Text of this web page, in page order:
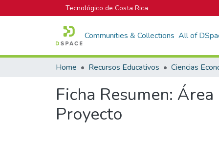
Tecnológico de Costa Rica
Communities & Collections All of
Home Recursos Educativos Ciencias
Ficha Resumen:
Proyecto